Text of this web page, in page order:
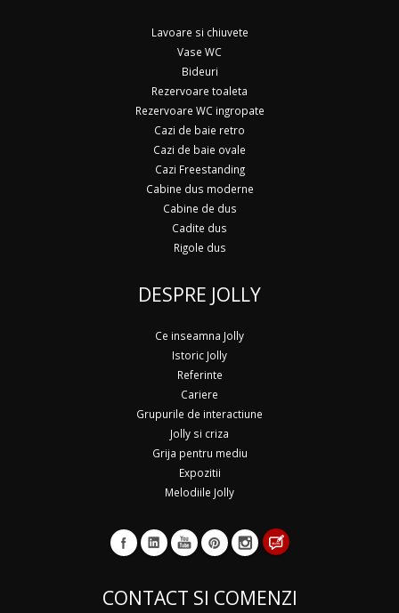
Lavoare si chiuvete
Vase WC
Bideuri
Rezervoare toaleta
Rezervoare WC ingropate
Cazi de baie retro
Cazi de baie ovale
Cazi Freestanding
Cabine dus moderne
Cabine de dus
Cadite dus
Rigole dus
DESPRE JOLLY
Ce inseamna Jolly
Istoric Jolly
Referinte
Cariere
Grupurile de interactiune
Jolly si criza
Grija pentru mediu
Expozitii
Melodiile Jolly
CONTACT SI COMENZI